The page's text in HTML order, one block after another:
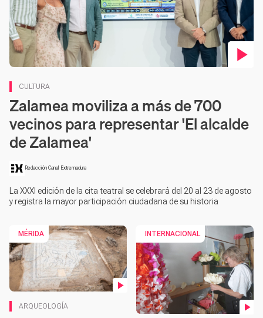
CULTURA
Zalamea moviliza a más de 700
vecinos para representar 'El alcalde
de Zalamea'
Redacción Canal Extremadura
La XXXI edición de la cita teatral se celebrará del 20 al 23 de agosto
y registra la mayor participación ciudadana de su historia
MÉRIDA
ARQUEOLOGÍA
INTERNACIONAL